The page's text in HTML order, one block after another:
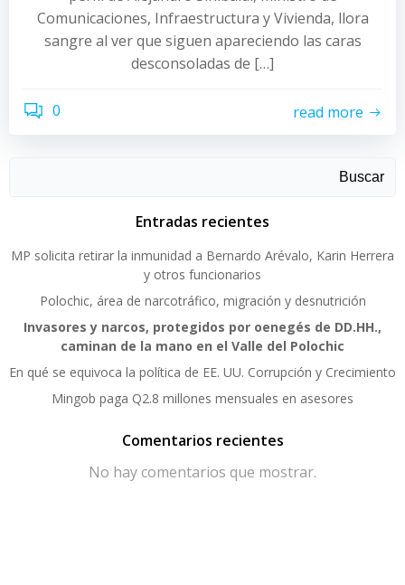
Comunicaciones, Infraestructura y Vivienda, llora
sangre al ver que siguen apareciendo las caras
desconsoladas de […]
0 read more
Buscar
Entradas recientes
MP solicita retirar la inmunidad a Bernardo Arévalo, Karin Herrera
y otros funcionarios
Polochic, área de narcotráfico, migración y desnutrición
Invasores y narcos, protegidos por oenegés de DD.HH.,
caminan de la mano en el Valle del Polochic
En qué se equivoca la política de EE. UU. Corrupción y Crecimiento
Mingob paga Q2.8 millones mensuales en asesores
Comentarios recientes
No hay comentarios que mostrar.